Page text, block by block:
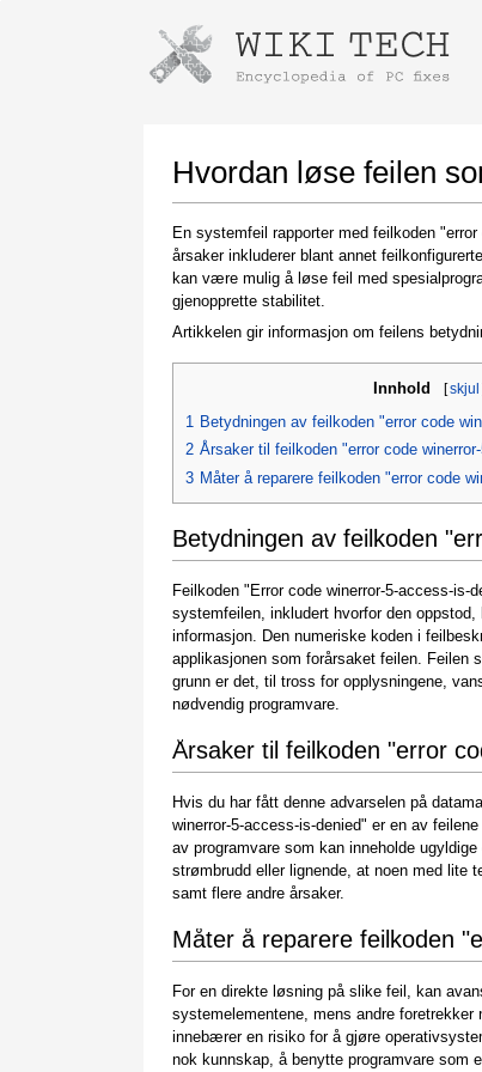
Hvordan løse feilen
En systemfeil rapporter med feilkoden
årsaker inkluderer blant annet
kan være mulig å løse feil med
gjenopprette stabilitet.
Artikkelen gir informasjon om feilens
Innhold [skjul
1 Betydningen av feilkoden "error code
2 Årsaker til feilkoden "error code
3 Måter å reparere feilkoden "error code
Betydningen av feilkoden
Feilkoden "Error code winerror-5-access-is-
systemfeilen, inkludert hvorfor den
informasjon. Den numeriske koden i
applikasjonen som forårsaket feilen. Feilen
grunn er det, til tross for opplysningene,
nødvendig programvare.
Årsaker til feilkoden "error
Hvis du har fått denne advarselen på
winerror-5-access-is-denied" er en av
av programvare som kan inneholde
strømbrudd eller lignende, at noen med lite
samt flere andre årsaker.
Måter å reparere feilkoden
For en direkte løsning på slike feil, kan
systemelementene, mens andre
innebærer en risiko for å gjøre
nok kunnskap, å benytte programvare som
Instructions for downloading
Once the download is complete, click on the
downloaded file link